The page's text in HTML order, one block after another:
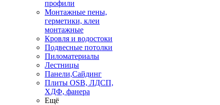
профили
Монтажные пены,
герметики, клеи
монтажные
Кровля и водостоки
Подвесные потолки
Пиломатериалы
Лестницы
Панели,Сайдинг
Плиты OSB, ЛДСП,
ХДФ, фанера
Ещё